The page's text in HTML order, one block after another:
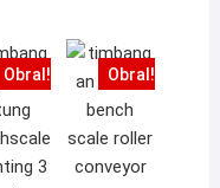
Obral! Obral!